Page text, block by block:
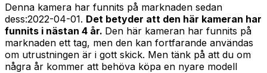
Denna kamera har funnits på marknaden sedan
dess:2022-04-01. Det betyder att den här kameran har
funnits i nästan 4 år. Den här kameran har funnits på
marknaden ett tag, men den kan fortfarande användas
om utrustningen är i gott skick. Men tänk på att du om
några år kommer att behöva köpa en nyare modell